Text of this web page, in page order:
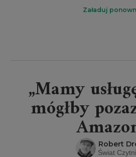
Załaduj
„Mamy
mógłby
Robert
Świat